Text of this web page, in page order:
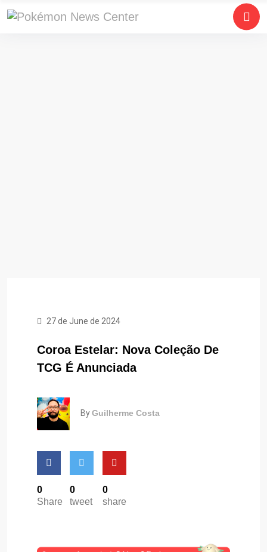
27 de June de 2024
Coroa Estelar: Nova Coleção De
TCG É Anunciada
ByGuilherme Costa
0
Share
0
tweet
0
share